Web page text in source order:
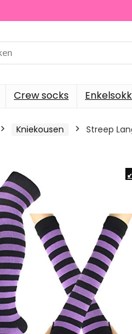
Crew socks
Kniekousen
Streep